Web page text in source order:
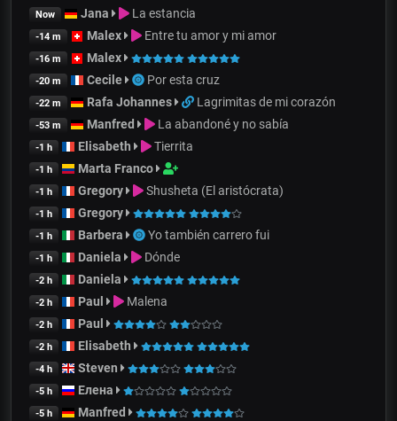
Now Jana La estancia
-14 m Malex Entre tu amor y mi amor
-16 m Malex
-20 m Cecile Por esta cruz
-22 m Rafa Johannes Lagrimitas de mi corazón
-53 m Manfred La abandoné y no sabía
-1 h Elisabeth Tierrita
-1 h Marta Franco
-1 h Gregory Shusheta (El aristócrata)
-1 h Gregory
-1 h Barbera Yo también carrero fui
-1 h Daniela Dónde
-2 h Daniela
-2 h Paul Malena
-2 h Paul
-2 h Elisabeth
-4 h Steven
-5 h Елена
-5 h Manfred